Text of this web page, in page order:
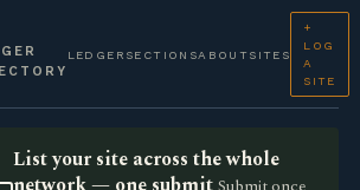
LEDGER SECTIONSABOUT SITES
+
LOG
A
SITE
List your site across the whole